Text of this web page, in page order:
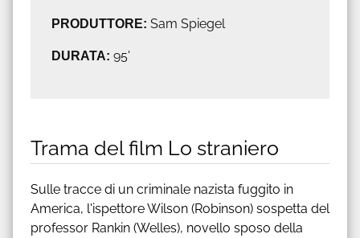
PRODUTTORE: Sam Spiegel
DURATA: 95'
Trama del film Lo straniero
Sulle tracce di un criminale nazista fuggito in
America, l'ispettore Wilson (Robinson) sospetta del
professor Rankin (Welles), novello sposo della